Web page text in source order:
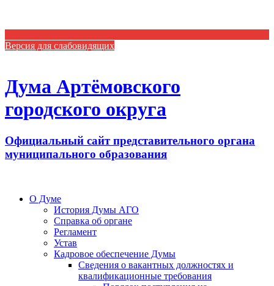
Версия для слабовидящих
Дума Артёмовского
городского округа
Официальный сайт представительного органа
муниципального образования
О Думе
История Думы АГО
Справка об органе
Регламент
Устав
Кадровое обеспечение Думы
Сведения о вакантных должностях и
квалификационные требования